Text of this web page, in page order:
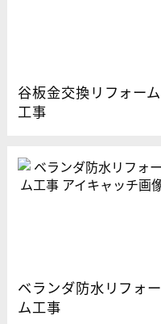
谷板金交換リフォーム
工事
ベランダ防水リフォー
ム工事